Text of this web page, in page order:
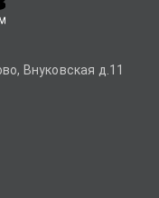
Внуковская д.11